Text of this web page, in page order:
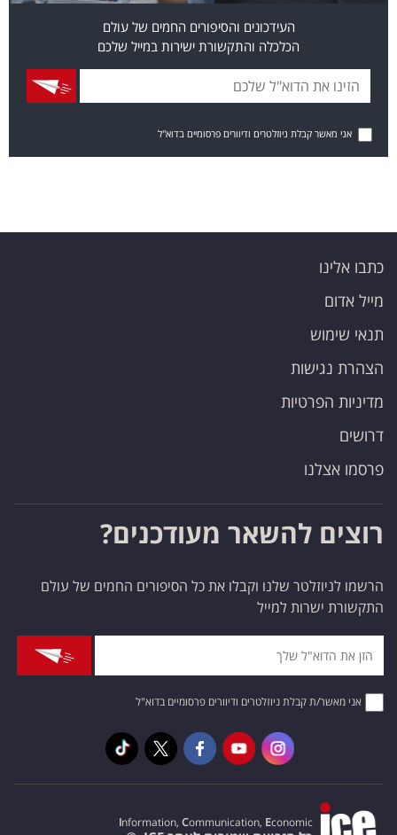
העידכונים והסיפורים החמים של עולם
הכלכלה והתקשורת ישירות במייל שלכם
אני מאשר קבלת ניוזלטרים ודיוורים פרסומיים בדוא"ל
כתבו אלינו
מייל אדום
תנאי שימוש
הצהרת נגישות
מדיניות הפרטיות
דרושים
פרסמו אצלנו
רוצים להשאר מעודכנים?
הרשמו לניוזלטר שלנו וקבלו את כל הסיפורים החמים של עולם
התקשורת ישרות למייל
אני מאשר/ת קבלת ניוזלטרים ודיוורים פרסומיים בדוא"ל
Information, Communication, Economic